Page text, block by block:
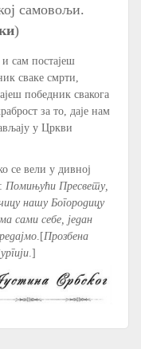
самовољи.
)
сам постајеш
сваке смрти,
победник свакога
за то, даје нам
у Цркви
се вели у дивној
Помињући Пресвету,
нашу Богородицу
сами себе, један
.[Прозбена
.]